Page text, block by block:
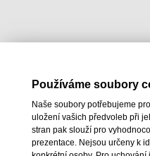
Používáme soubory
Naše soubory potřebujeme
uložení vašich předvoleb při
stran pak slouží pro
prezentace. Nejsou určeny k